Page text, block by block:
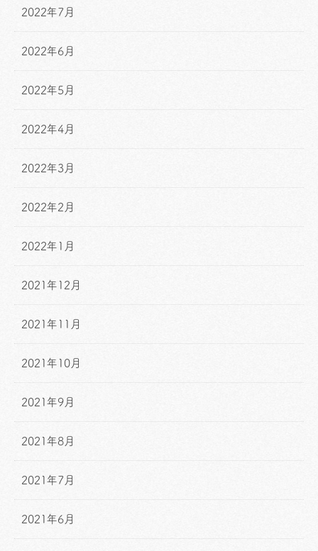
2022年7月
2022年6月
2022年5月
2022年4月
2022年3月
2022年2月
2022年1月
2021年12月
2021年11月
2021年10月
2021年9月
2021年8月
2021年7月
2021年6月